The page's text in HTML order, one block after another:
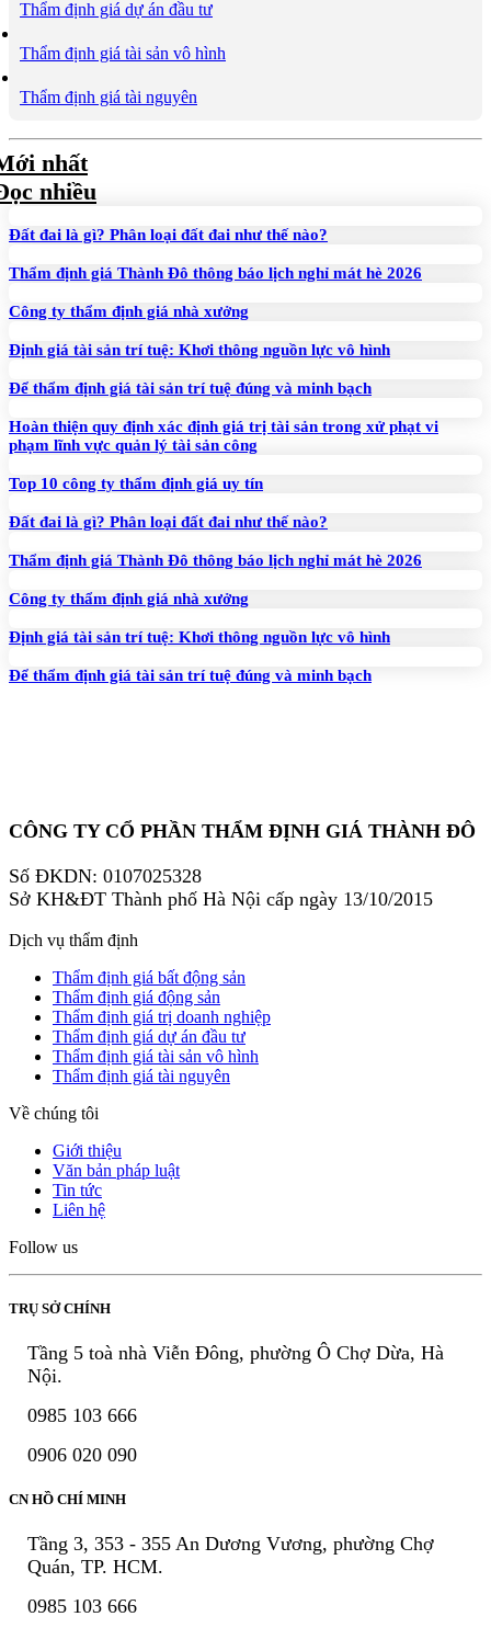
Thẩm định giá dự án đầu tư
Thẩm định giá tài sản vô hình
Thẩm định giá tài nguyên
nhất
nhiều
Đất đai là gì? Phân loại đất đai như thế nào?
Thẩm định giá Thành Đô thông báo lịch nghỉ mát hè 2026
Công ty thẩm định giá nhà xưởng
Định giá tài sản trí tuệ: Khơi thông nguồn lực vô hình
Để thẩm định giá tài sản trí tuệ đúng và minh bạch
Hoàn thiện quy định xác định giá trị tài sản trong xử phạt vi
phạm lĩnh vực quản lý tài sản công
Top 10 công ty thẩm định giá uy tín
Đất đai là gì? Phân loại đất đai như thế nào?
Thẩm định giá Thành Đô thông báo lịch nghỉ mát hè 2026
Công ty thẩm định giá nhà xưởng
Định giá tài sản trí tuệ: Khơi thông nguồn lực vô hình
Để thẩm định giá tài sản trí tuệ đúng và minh bạch
CÔNG TY CỔ PHẦN THẨM ĐỊNH GIÁ THÀNH ĐÔ
Số ĐKDN: 0107025328
Sở KH&ĐT Thành phố Hà Nội cấp ngày 13/10/2015
Dịch vụ thẩm định
Thẩm định giá bất động sản
Thẩm định giá động sản
Thẩm định giá trị doanh nghiệp
Thẩm định giá dự án đầu tư
Thẩm định giá tài sản vô hình
Thẩm định giá tài nguyên
Về chúng tôi
Giới thiệu
Văn bản pháp luật
Tin tức
Liên hệ
Follow us
TRỤ SỞ CHÍNH
Tầng 5 toà nhà Viễn Đông, phường Ô Chợ Dừa, Hà
Nội.
0985 103 666
0906 020 090
CN HỒ CHÍ MINH
Tầng 3, 353 - 355 An Dương Vương, phường Chợ
Quán, TP. HCM.
0985 103 666